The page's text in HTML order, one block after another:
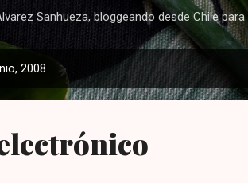
Sanhueza, bloggeando desde Chile
2008